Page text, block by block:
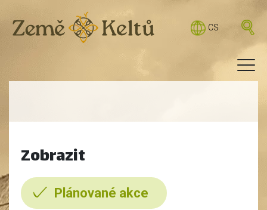
CS
Zobrazit
Plánované akce